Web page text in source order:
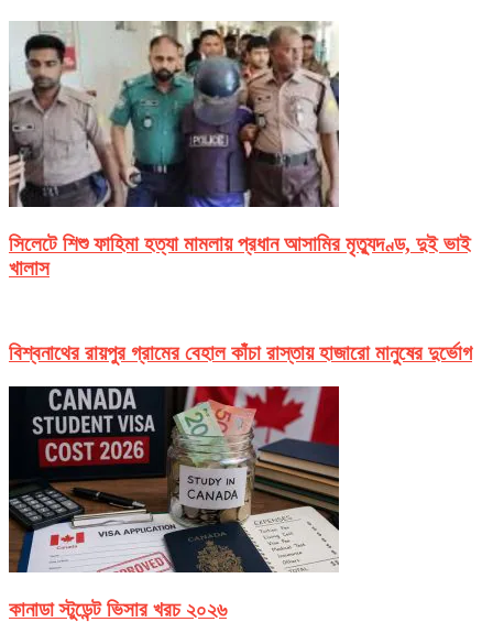
সিলেটে শিশু ফাহিমা হত্যা মামলায় প্রধান আসামির মৃত্যুদণ্ড, দুই ভাই
খালাস
বিশ্বনাথের রায়পুর গ্রামের বেহাল কাঁচা রাস্তায় হাজারো মানুষের দুর্ভোগ
কানাডা স্টুডেন্ট ভিসার খরচ ২০২৬